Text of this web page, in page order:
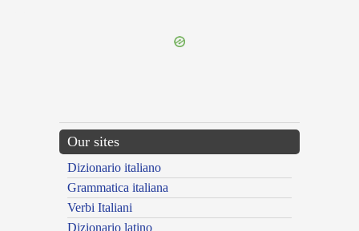
Our sites
Dizionario italiano
Grammatica italiana
Verbi Italiani
Dizionario latino